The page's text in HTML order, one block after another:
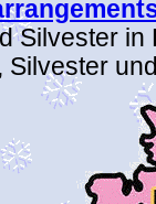
Silvester in